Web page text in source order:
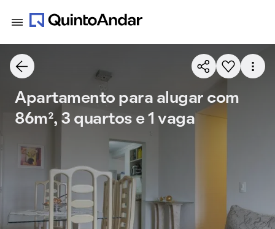
Apartamento para alugar com
86m², 3 quartos e 1 vaga